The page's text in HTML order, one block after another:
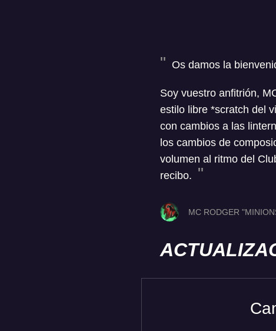
Os damos la
Soy vuestro anfitrión,
estilo libre *scratch del
con cambios a las
los cambios de
volumen al ritmo del
recibo.
MC RODGER